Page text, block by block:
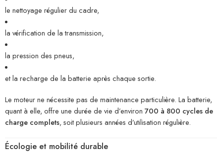
le nettoyage régulier du cadre,
la vérification de la transmission,
la pression des pneus,
et la recharge de la batterie après chaque sortie.
Le moteur ne nécessite pas de maintenance particulière. La batterie,
quant à elle, offre une durée de vie d’environ 700 à 800 cycles de
charge complets, soit plusieurs années d’utilisation régulière.
Écologie et mobilité durable